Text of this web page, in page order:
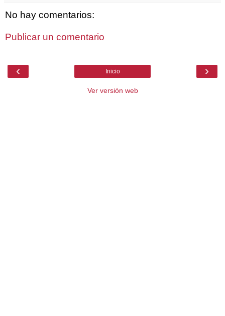
No hay comentarios:
Publicar un comentario
‹ ›
Inicio
Ver versión web